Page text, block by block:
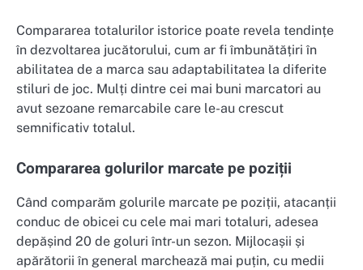
Compararea totalurilor istorice poate revela tendințe
în dezvoltarea jucătorului, cum ar fi îmbunătățiri în
abilitatea de a marca sau adaptabilitatea la diferite
stiluri de joc. Mulți dintre cei mai buni marcatori au
avut sezoane remarcabile care le-au crescut
semnificativ totalul.
Compararea golurilor marcate pe poziții
Când comparăm golurile marcate pe poziții, atacanții
conduc de obicei cu cele mai mari totaluri, adesea
depășind 20 de goluri într-un sezon. Mijlocașii și
apărătorii în general marchează mai puțin, cu medii